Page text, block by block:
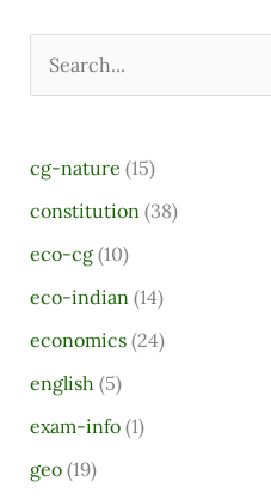
c
h
f
o
r
cg-nature (15)
constitution(38)
eco-cg(10)
eco-indian(14)
economics(24)
english (5)
exam-info(1)
geo(19)